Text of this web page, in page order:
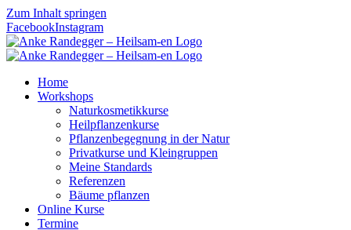
Zum Inhalt springen
FacebookInstagram
Home
Workshops
Naturkosmetikkurse
Heilpflanzenkurse
Pflanzenbegegnung in der Natur
Privatkurse und Kleingruppen
Meine Standards
Referenzen
Bäume pflanzen
Online Kurse
Termine